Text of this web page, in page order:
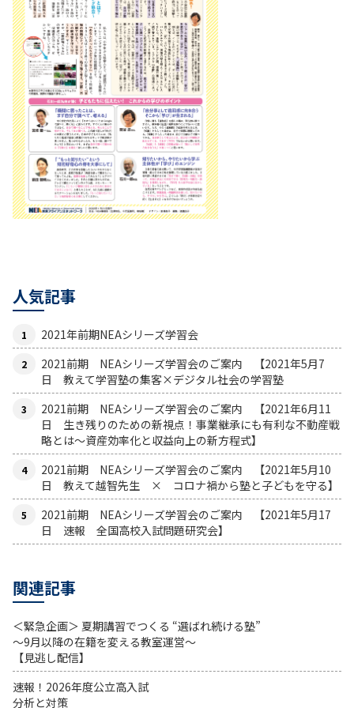
人気記事
2021年前期NEAシリーズ学習会
2021前期 NEAシリーズ学習会のご案内 【2021年5月7
日 教えて学習塾の集客×デジタル社会の学習塾
2021前期 NEAシリーズ学習会のご案内 【2021年6月11
日 生き残りのための新視点！事業継承にも有利な不動産戦
略とは〜資産効率化と収益向上の新方程式】
2021前期 NEAシリーズ学習会のご案内 【2021年5月10
日 教えて越智先生 × コロナ禍から塾と子どもを守る】
2021前期 NEAシリーズ学習会のご案内 【2021年5月17
日 速報 全国高校入試問題研究会】
関連記事
＜緊急企画＞ 夏期講習でつくる “選ばれ続ける塾”
～9月以降の在籍を変える教室運営～
【見逃し配信】
速報！2026年度公立高入試
分析と対策